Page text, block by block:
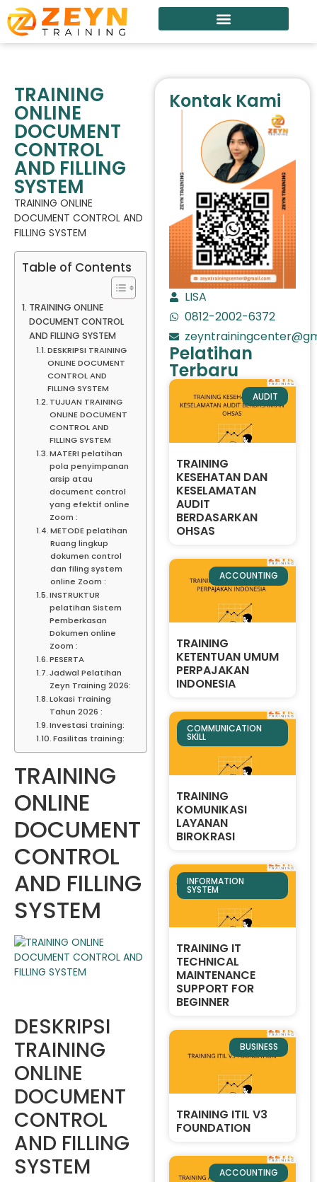
TRAINING
ONLINE
DOCUMENT
CONTROL
AND FILLING
SYSTEM
TRAINING ONLINE
DOCUMENT CONTROL AND
FILLING SYSTEM
Table of Contents
TRAINING ONLINE
DOCUMENT CONTROL
AND FILLING SYSTEM
DESKRIPSI TRAINING
ONLINE DOCUMENT
CONTROL AND
FILLING SYSTEM
TUJUAN TRAINING
ONLINE DOCUMENT
CONTROL AND
FILLING SYSTEM
MATERI pelatihan
pola penyimpanan
arsip atau
document control
yang efektif online
Zoom :
METODE pelatihan
Ruang lingkup
dokumen control
dan filing system
online Zoom :
INSTRUKTUR
pelatihan Sistem
Pemberkasan
Dokumen online
Zoom :
PESERTA
Jadwal Pelatihan
Zeyn Training 2026:
Lokasi Training
Tahun 2026 :
Investasi training:
Fasilitas training:
TRAINING
ONLINE
DOCUMENT
CONTROL
AND FILLING
SYSTEM
DESKRIPSI
TRAINING
ONLINE
DOCUMENT
CONTROL
AND FILLING
SYSTEM
Kontak Kami
LISA
0812-2002-6372
Pelatihan
Terbaru
AUDIT
TRAINING
KESEHATAN DAN
KESELAMATAN
AUDIT
BERDASARKAN
OHSAS
ACCOUNTING
TRAINING
KETENTUAN UMUM
PERPAJAKAN
INDONESIA
COMMUNICATION
SKILL
TRAINING
KOMUNIKASI
LAYANAN
BIROKRASI
INFORMATION
SYSTEM
TRAINING IT
TECHNICAL
MAINTENANCE
SUPPORT FOR
BEGINNER
BUSINESS
TRAINING ITIL V3
FOUNDATION
ACCOUNTING